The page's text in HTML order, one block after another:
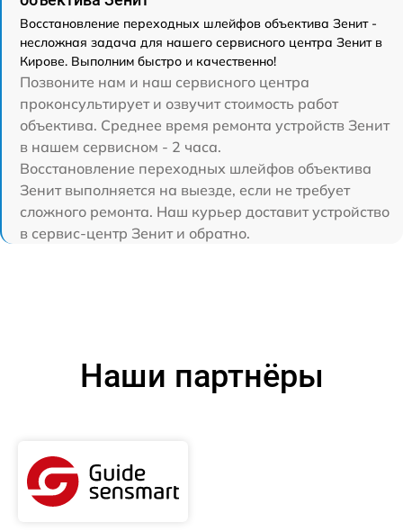
Восстановление переходных шлейфов объектива Зенит -
несложная задача для нашего сервисного центра Зенит в
Кирове. Выполним быстро и качественно!
Позвоните нам и наш сервисного центра
проконсультирует и озвучит стоимость работ
объектива. Среднее время ремонта устройств Зенит
в нашем сервисном - 2 часа.
Восстановление переходных шлейфов объектива
Зенит выполняется на выезде, если не требует
сложного ремонта. Наш курьер доставит устройство
в сервис-центр Зенит и обратно.
Наши партнёры